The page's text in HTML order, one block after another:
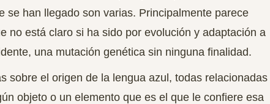
se han llegado son varias. Principalmente parece
no está claro si ha sido por evolución y adaptación a
una mutación genética sin ninguna finalidad.
sobre el origen de la lengua azul, todas relacionadas
objeto o un elemento que es el que le confiere esa